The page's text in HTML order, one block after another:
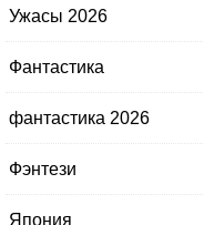
Ужасы 2026
Фантастика
фантастика 2026
Фэнтези
Япония